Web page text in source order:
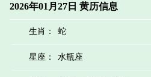
2026年01月27日 黄历信息
生肖： 蛇
星座： 水瓶座